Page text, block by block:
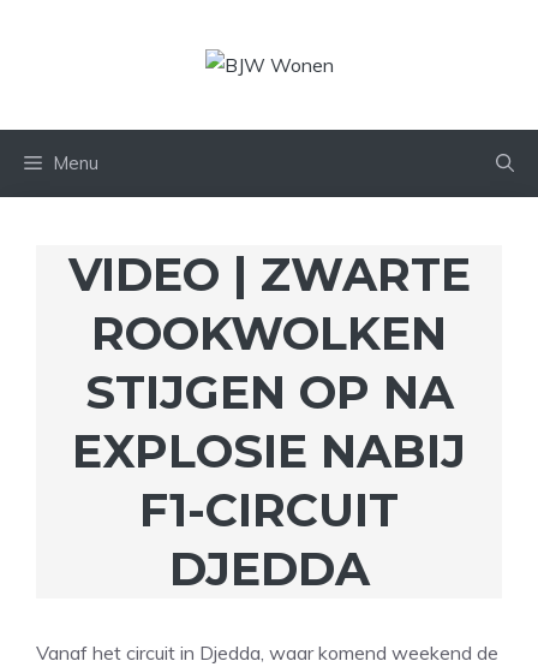
Menu
VIDEO | ZWARTE
ROOKWOLKEN
STIJGEN OP NA
EXPLOSIE NABIJ
F1-CIRCUIT
DJEDDA
Vanaf het circuit in Djedda, waar komend weekend de